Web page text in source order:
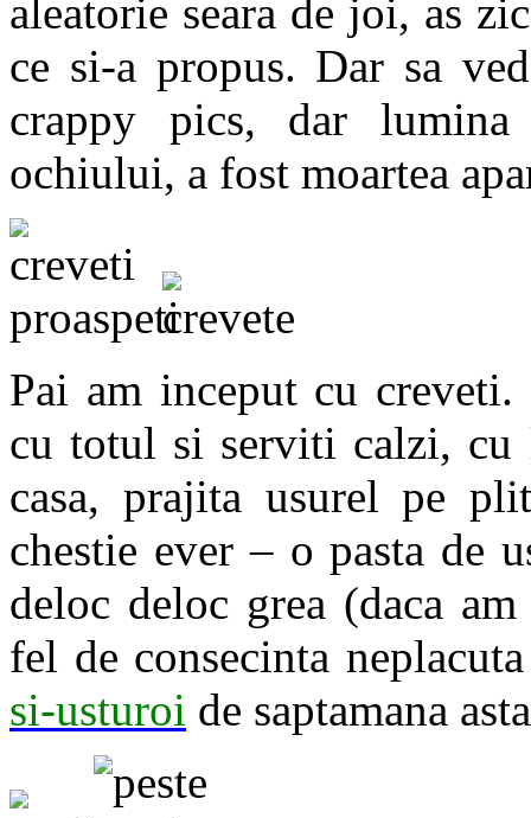
aleatorie seara de joi, as
ce si-a propus. Dar sa
crappy pics, dar
ochiului, a fost moartea
Pai am inceput cu
cu totul si serviti calzi, cu
casa, prajita usurel pe
chestie ever – o pasta de
deloc deloc grea (daca
fel de consecinta
si-usturoi de saptamana